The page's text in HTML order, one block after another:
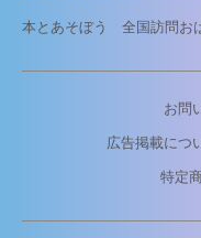
本とあそぼう 全国訪問お
お問
広告掲載につ
特定